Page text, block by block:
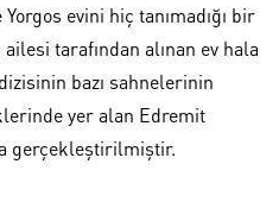
evini hiç tanımadığı bir
tarafından alınan ev hala
bazı sahnelerinin
yer alan Edremit
gerçekleştirilmiştir.